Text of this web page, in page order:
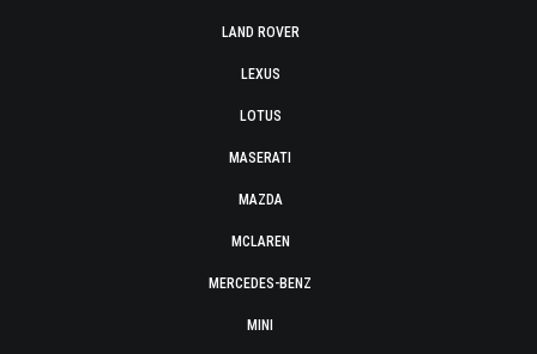
LAND ROVER
LEXUS
LOTUS
MASERATI
MAZDA
MCLAREN
MERCEDES-BENZ
MINI